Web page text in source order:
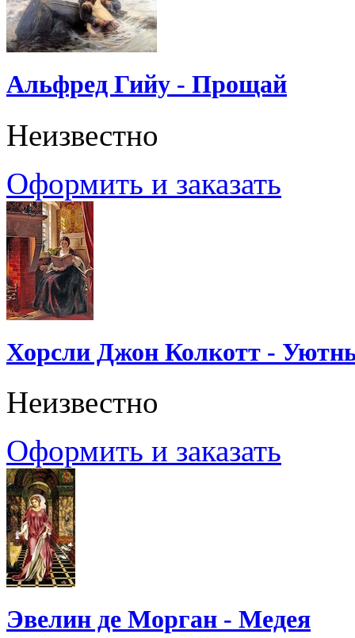
Альфред Гийу - Прощай
Неизвестно
Оформить и заказать
Хорсли Джон Колкотт -
Неизвестно
Оформить и заказать
Эвелин де Морган - Медея